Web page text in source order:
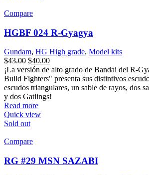
Compare
HGBF 024 R-Gyagya
Gundam, HG High grade, Model kits
$43.00 $40.00
¡La versión de alto grado de Bandai del R-
Build Fighters" presenta sus distintivos
escudos triangulares, un sable de rayos, dos
y dos Gatlings!
Read more
Quick view
Sold out
Compare
RG #29 MSN SAZABI